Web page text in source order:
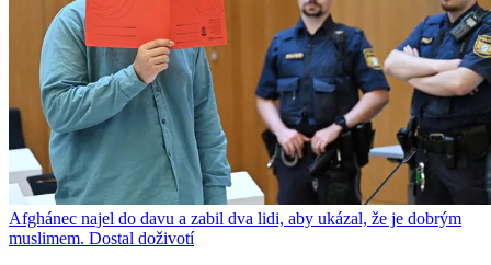
Afghánec najel do davu a zabil dva lidi, aby ukázal, že je dobrým
muslimem. Dostal doživotí